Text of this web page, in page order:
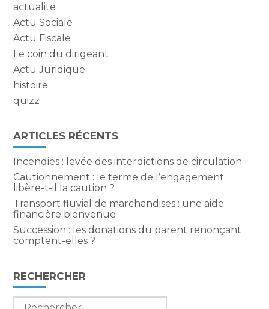
actualite
Actu Sociale
Actu Fiscale
Le coin du dirigeant
Actu Juridique
histoire
quizz
ARTICLES RÉCENTS
Incendies : levée des interdictions de circulation
Cautionnement : le terme de l’engagement
libère-t-il la caution ?
Transport fluvial de marchandises : une aide
financière bienvenue
Succession : les donations du parent renonçant
comptent-elles ?
RECHERCHER
Rechercher :